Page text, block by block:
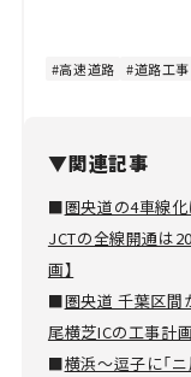
高速道路 道路工事
▼関連記事
■圏央道の4車線
JCTの全線開通は
画】
■圏央道 千葉区間
尾横芝ICの工事計
■横浜～逗子に「